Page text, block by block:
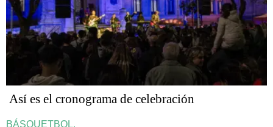
Así es el cronograma de celebración
BÁSQUETBOL.